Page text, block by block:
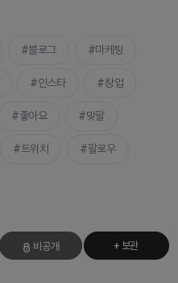
블로그 마케팅
인스타 창업
좋아요 맞팔
트위치 팔로우
비공개 + 보관